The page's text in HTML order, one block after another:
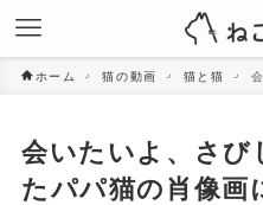
ホーム 猫の動画 猫と猫
会いたいよ、さ
たパパ猫の肖像画